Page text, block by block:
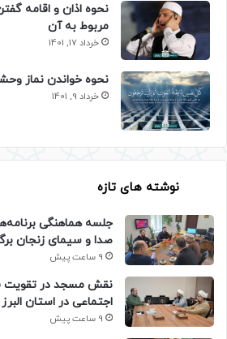
نحوه اذان و اقامه
مربوط به آن
خرداد 17, 1401
نحوه خواندن نماز
خرداد 9, 1401
نوشته های تازه
جلسه هماهنگی
صدا و سیمای زنجان
9 ساعت پیش
نقش مسجد در تقویت
اجتماعی در استان البرز
9 ساعت پیش